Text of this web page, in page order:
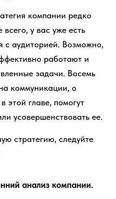
компании редко
у вас уже есть
с аудиторией. Возможно,
работают и
задачи. Восемь
коммуникации, о
этой главе, помогут
усовершенствовать ее.
стратегию, следуйте
анализ компании.